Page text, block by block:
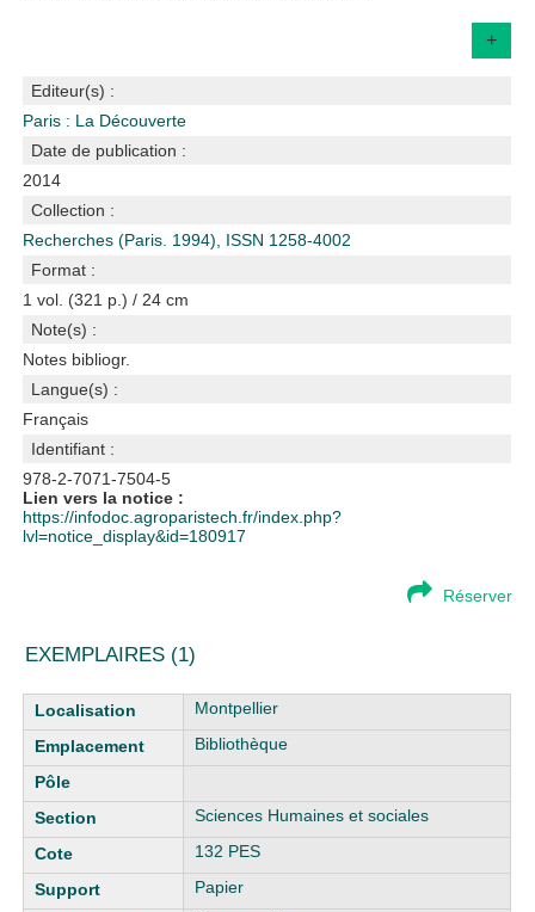
+
Editeur(s) :
Paris : La Découverte
Date de publication :
2014
Collection :
Recherches (Paris. 1994), ISSN 1258-4002
Format :
1 vol. (321 p.) / 24 cm
Note(s) :
Notes bibliogr.
Langue(s) :
Français
Identifiant :
978-2-7071-7504-5
Lien vers la notice :
https://infodoc.agroparistech.fr/index.php?
lvl=notice_display&id=180917
Réserver
EXEMPLAIRES (1)
Liste des exemplaires
Montpellier
Bibliothèque
Sciences Humaines et sociales
132 PES
Papier